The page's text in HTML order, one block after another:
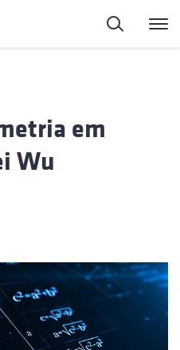
Pesquisa
em
Wu